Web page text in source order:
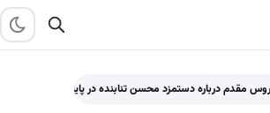
مقدم درباره دستمزد محسن تنابنده در پایتخت